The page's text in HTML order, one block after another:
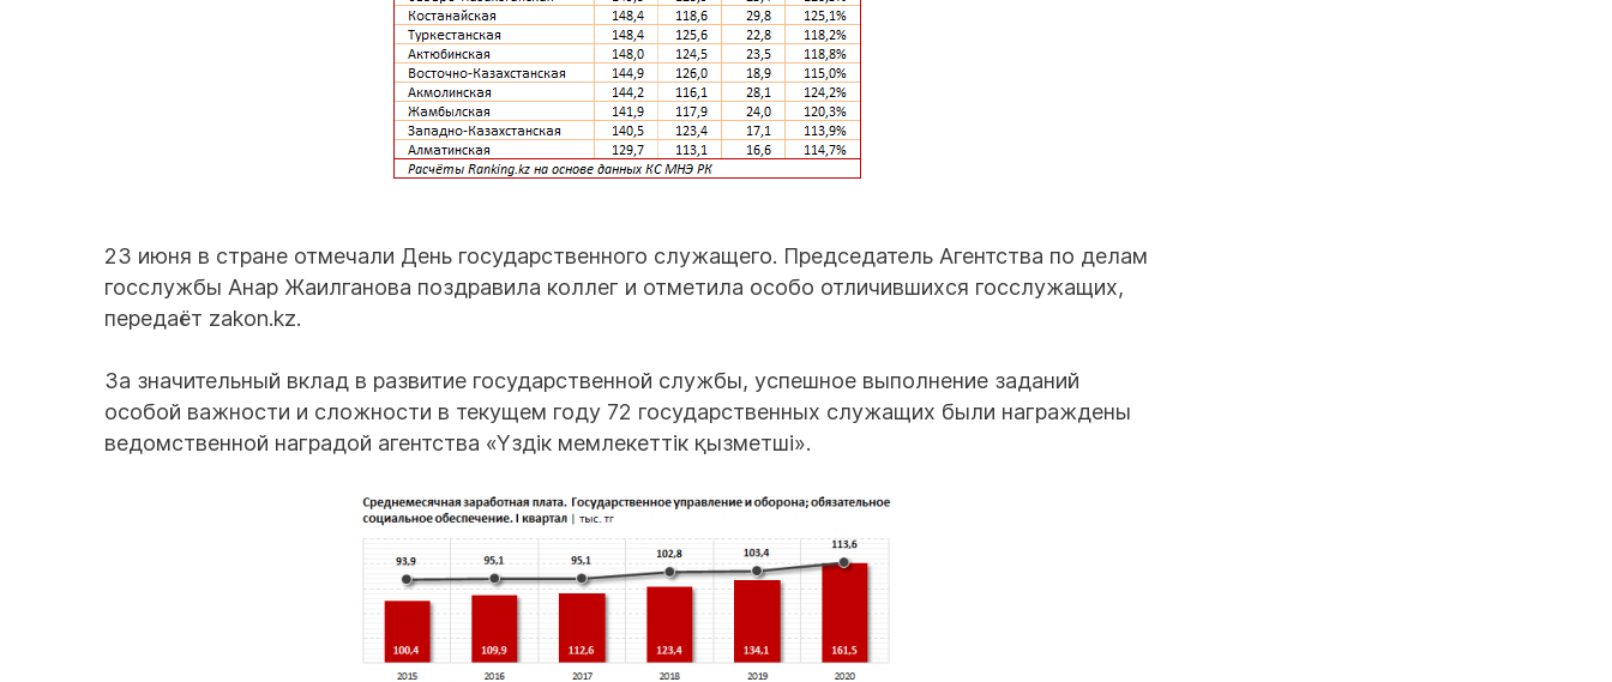
23 июня в стране отмечали День государственного служащего. Председатель Агентства по делам
госслужбы Анар Жаилганова поздравила коллег и отметила особо отличившихся госслужащих,
передаёт zakon.kz.
За значительный вклад в развитие государственной службы, успешное выполнение заданий
особой важности и сложности в текущем году 72 государственных служащих были награждены
ведомственной наградой агентства «Үздік мемлекеттік қызметші».